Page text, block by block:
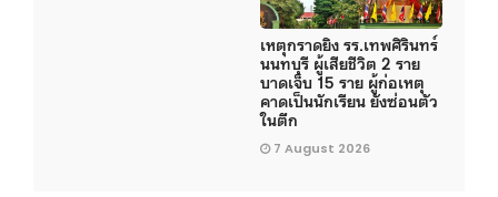
เหตุกราดยิง รร.เทพศิรินทร์
นนทบุรี ผู้เสียชีวิต 2 ราย
บาดเจ็บ 15 ราย ผู้ก่อเหตุ
คาดเป็นนักเรียน ยังซ่อนตัว
ในตึก
7 August 2026